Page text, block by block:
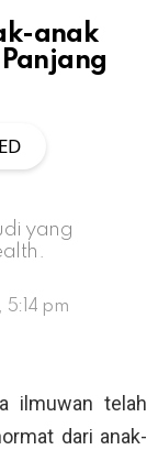
anak
yang
5:14 pm
ilmuwan telah
dari anak-